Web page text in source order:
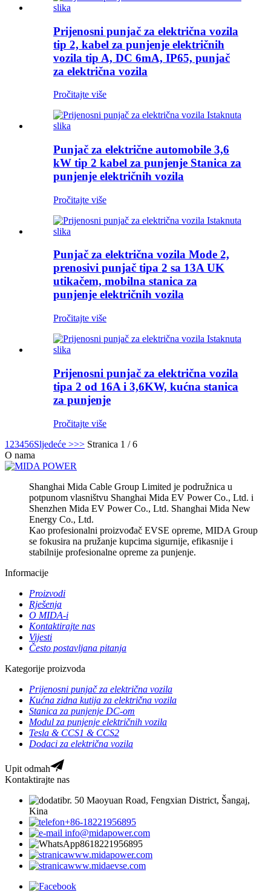
Prijenosni punjač za električna vozila
tip 2, kabel za punjenje električnih
vozila tip A, DC 6mA, IP65, punjač
za električna vozila
Pročitajte više
Punjač za električne automobile 3,6
kW tip 2 kabel za punjenje Stanica za
punjenje električnih vozila
Pročitajte više
Punjač za električna vozila Mode 2,
prenosivi punjač tipa 2 sa 13A UK
utikačem, mobilna stanica za
punjenje električnih vozila
Pročitajte više
Prijenosni punjač za električna vozila
tipa 2 od 16A i 3,6KW, kućna stanica
za punjenje
Pročitajte više
1 23456Sljedeće >>> Stranica 1 / 6
O nama
Shanghai Mida Cable Group Limited je podružnica u
potpunom vlasništvu Shanghai Mida EV Power Co., Ltd. i
Shenzhen Mida EV Power Co., Ltd. Shanghai Mida New
Energy Co., Ltd.
Kao profesionalni proizvođač EVSE opreme, MIDA Group
se fokusira na pružanje kupcima sigurnije, efikasnije i
stabilnije profesionalne opreme za punjenje.
Informacije
Proizvodi
Rješenja
O MIDA-i
Kontaktirajte nas
Vijesti
Često postavljana pitanja
Kategorije proizvoda
Prijenosni punjač za električna vozila
Kućna zidna kutija za električna vozila
Stanica za punjenje DC-om
Modul za punjenje električnih vozila
Tesla & CCS1 & CCS2
Dodaci za električna vozila
Upit odmah
Kontaktirajte nas
br. 50 Maoyuan Road, Fengxian District, Šangaj,
Kina
+86-18221956895
info@midapower.com
8618221956895
www.midapower.com
www.midaevse.com